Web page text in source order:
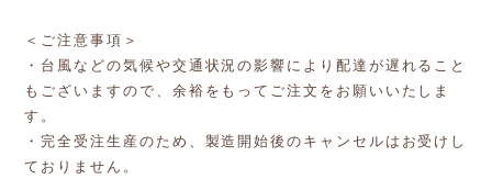
＜ご注意事項＞
・台風などの気候や交通状況の影響により配達が遅れること
もございますので、余裕をもってご注文をお願いいたしま
す。
・完全受注生産のため、製造開始後のキャンセルはお受けし
ておりません。